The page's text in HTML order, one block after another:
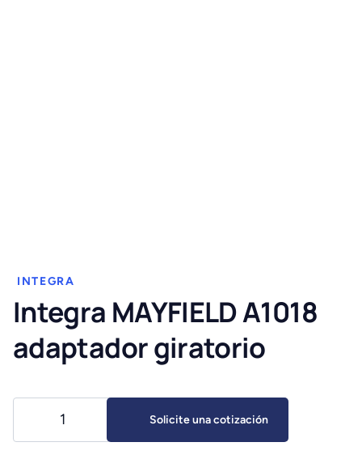
INTEGRA
Integra MAYFIELD A1018
adaptador giratorio
MAYFIELD
A1018
Solicite una cotización